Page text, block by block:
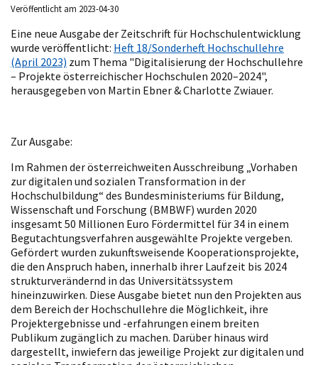
Veröffentlicht am 2023-04-30
Eine neue Ausgabe der Zeitschrift für Hochschulentwicklung
wurde veröffentlicht: Heft 18/Sonderheft Hochschullehre
(April 2023) zum Thema "Digitalisierung der Hochschullehre
– Projekte österreichischer Hochschulen 2020–2024",
herausgegeben von Martin Ebner & Charlotte Zwiauer.
Zur Ausgabe:
Im Rahmen der österreichweiten Ausschreibung „Vorhaben
zur digitalen und sozialen Transformation in der
Hochschulbildung“ des Bundesministeriums für Bildung,
Wissenschaft und Forschung (BMBWF) wurden 2020
insgesamt 50 Millionen Euro Fördermittel für 34 in einem
Begutachtungsverfahren ausgewählte Projekte vergeben.
Gefördert wurden zukunftsweisende Kooperationsprojekte,
die den Anspruch haben, innerhalb ihrer Laufzeit bis 2024
strukturverändernd in das Universitätssystem
hineinzuwirken. Diese Ausgabe bietet nun den Projekten aus
dem Bereich der Hochschullehre die Möglichkeit, ihre
Projektergebnisse und -erfahrungen einem breiten
Publikum zugänglich zu machen. Darüber hinaus wird
dargestellt, inwiefern das jeweilige Projekt zur digitalen und